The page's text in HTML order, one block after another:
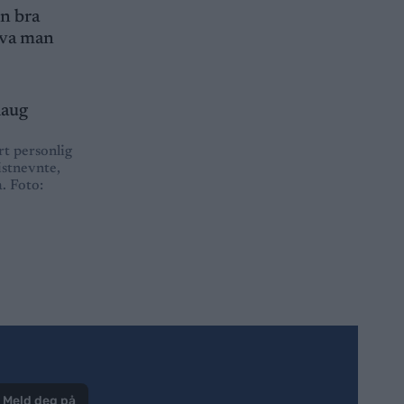
bra
man
personlig
Foto:
Meld deg på